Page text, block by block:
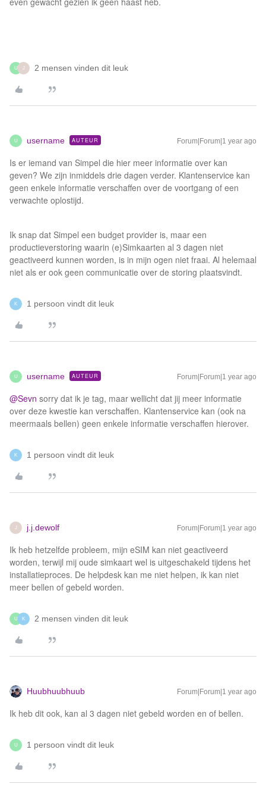
U J 2 mensen vinden dit leuk
U username AUTEUR Forum|Forum|1 year ago
Is er iemand van Simpel die hier meer informatie over kan
geven? We zijn inmiddels drie dagen verder. Klantenservice kan
geen enkele informatie verschaffen over de voortgang of een
verwachte oplostijd.
Ik snap dat Simpel een budget provider is, maar een
productieverstoring waarin (e)Simkaarten al 3 dagen niet
geactiveerd kunnen worden, is in mijn ogen niet fraai. Al helemaal
niet als er ook geen communicatie over de storing plaatsvindt.
K 1 persoon vindt dit leuk
U username AUTEUR Forum|Forum|1 year ago
@Sevn sorry dat ik je tag, maar wellicht dat jij meer informatie
over deze kwestie kan verschaffen. Klantenservice kan (ook na
meermaals bellen) geen enkele informatie verschaffen hierover.
K 1 persoon vindt dit leuk
J j.j.dewolf Forum|Forum|1 year ago
Ik heb hetzelfde probleem, mijn eSIM kan niet geactiveerd
worden, terwijl mij oude simkaart wel is uitgeschakeld tijdens het
installatieproces. De helpdesk kan me niet helpen, ik kan niet
meer bellen of gebeld worden.
U K 2 mensen vinden dit leuk
Huubhuubhuub Forum|Forum|1 year ago
Ik heb dit ook, kan al 3 dagen niet gebeld worden en of bellen.
U 1 persoon vindt dit leuk